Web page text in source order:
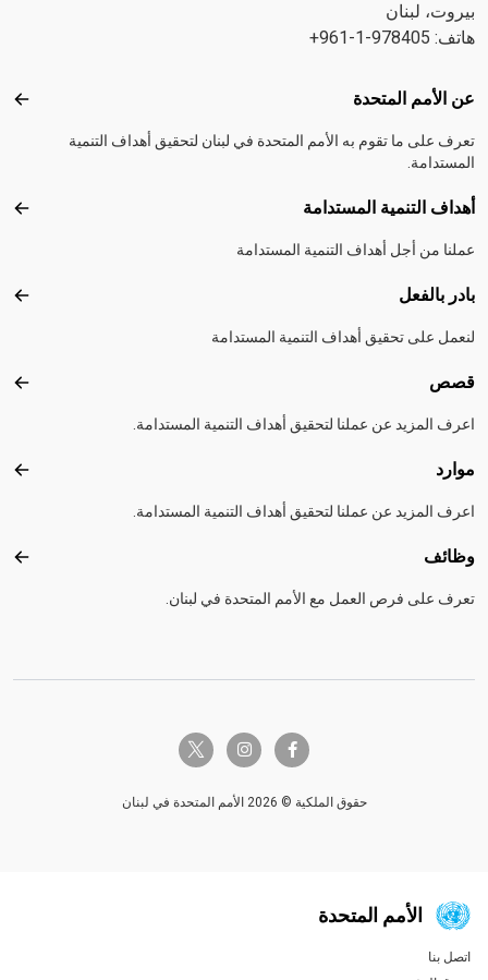
بيروت، لبنان
هاتف: 978405-1-961+
Footer menu
عن الأمم المتحدة عن
تعرف على ما تقوم به الأمم المتحدة في لبنان لتحقيق أهداف التنمية
المستدامة.
أهداف التنمية المستدامة
عملنا من أجل أهداف التنمية المستدامة
بادر بالفعل
لنعمل على تحقيق أهداف التنمية المستدامة
قصص
اعرف المزيد عن عملنا لتحقيق أهداف التنمية المستدامة.
موارد
اعرف المزيد عن عملنا لتحقيق أهداف التنمية المستدامة.
وظائف
تعرف على فرص العمل مع الأمم المتحدة في لبنان.
facebook-f
instagram
twitter-x
حقوق الملكية © 2026 الأمم المتحدة في لبنان
الأمم المتحدة
Global U.N. menu
اتصل بنا